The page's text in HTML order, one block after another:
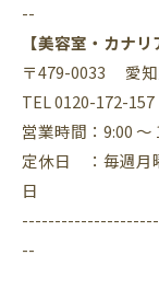
--
【美容室・カナリ
〒479-0033 愛知
TEL 0120-172-157
営業時間：9:00 ～
定休日 ：毎週月
日
--